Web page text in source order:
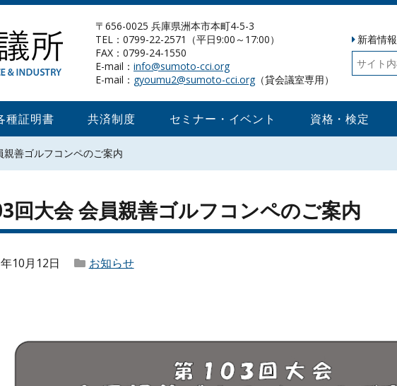
〒656-0025 兵庫県洲本市本町4-5-3
TEL：0799-22-2571（平日9:00～17:00）
FAX：0799-24-1550
E-mail： info@sumoto-cci.org
E-mail： gyoumu2@sumoto-cci.org（貸会議室専用）
新着情報
検
索:
種証明書 共済制度 セミナー・イベント 資格・検定
善ゴルフコンペのご案内
回大会 会員親善ゴルフコンペのご案内
10月12日 お知らせ